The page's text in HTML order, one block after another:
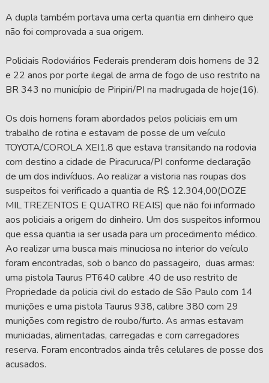
A dupla também portava uma certa quantia em dinheiro que
não foi comprovada a sua origem.
Policiais Rodoviários Federais prenderam dois homens de 32
e 22 anos por porte ilegal de arma de fogo de uso restrito na
BR 343 no município de Piripiri/PI na madrugada de hoje(16).
Os dois homens foram abordados pelos policiais em um
trabalho de rotina e estavam de posse de um veículo
TOYOTA/COROLA XEI1.8 que estava transitando na rodovia
com destino a cidade de Piracuruca/PI conforme declaração
de um dos indivíduos. Ao realizar a vistoria nas roupas dos
suspeitos foi verificado a quantia de R$ 12.304,00(DOZE
MIL TREZENTOS E QUATRO REAIS) que não foi informado
aos policiais a origem do dinheiro. Um dos suspeitos informou
que essa quantia ia ser usada para um procedimento médico.
Ao realizar uma busca mais minuciosa no interior do veículo
foram encontradas, sob o banco do passageiro, duas armas:
uma pistola Taurus PT640 calibre .40 de uso restrito de
Propriedade da policia civil do estado de São Paulo com 14
munições e uma pistola Taurus 938, calibre 380 com 29
munições com registro de roubo/furto. As armas estavam
municiadas, alimentadas, carregadas e com carregadores
reserva. Foram encontrados ainda três celulares de posse dos
acusados.